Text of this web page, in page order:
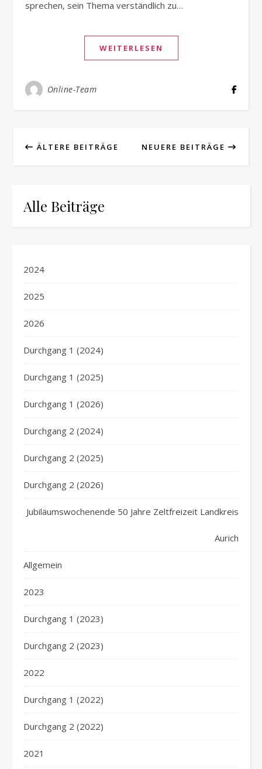
sprechen, sein Thema verständlich zu…
WEITERLESEN
Online-Team
ÄLTERE BEITRÄGE NEUERE BEITRÄGE
Alle Beiträge
2024
2025
2026
Durchgang 1 (2024)
Durchgang 1 (2025)
Durchgang 1 (2026)
Durchgang 2 (2024)
Durchgang 2 (2025)
Durchgang 2 (2026)
Jubiläumswochenende 50 Jahre Zeltfreizeit Landkreis
Aurich
Allgemein
2023
Durchgang 1 (2023)
Durchgang 2 (2023)
2022
Durchgang 1 (2022)
Durchgang 2 (2022)
2021